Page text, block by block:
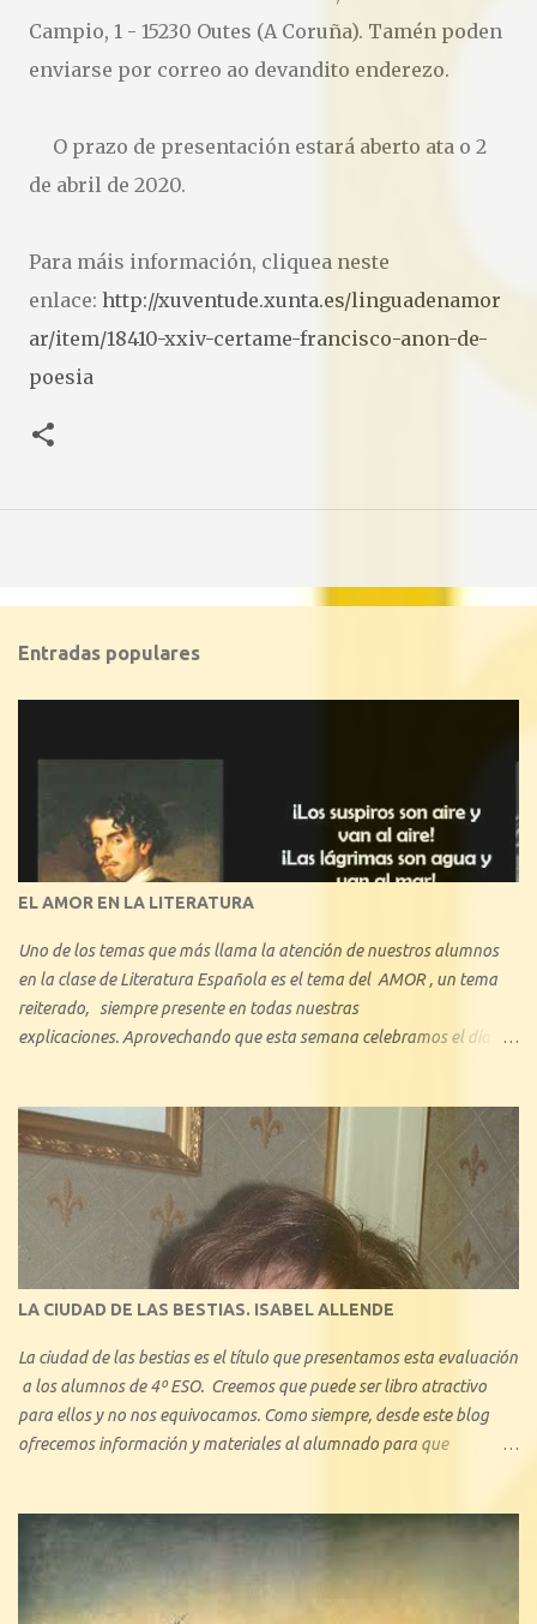
Campio, 1 - 15230 Outes (A Coruña). Tamén poden
enviarse por correo ao devandito enderezo.
O prazo de presentación estará aberto ata o 2
de abril de 2020.
Para máis información, cliquea neste
enlace: http://xuventude.xunta.es/linguadenamor
ar/item/18410-xxiv-certame-francisco-anon-de-
poesia
Entradas populares
EL AMOR EN LA LITERATURA
Uno de los temas que más llama la atención de nuestros alumnos
en la clase de Literatura Española es el tema del AMOR , un tema
reiterado, siempre presente en todas nuestras
explicaciones. Aprovechando que esta semana celebramos el día de
de la historia de la Literatura. Con 1º de Bachillerato y 3º ESO hemos
tratado minuciosamente el amor cortés medieval, y también, en
consecuencia, hemos visto el amor idealizado de los libros de
caballerías y novelas sentimentales, algo que les ha llamado mucho
la atención, ya que en pequeños aspectos, no se aleja demasiado del
amor actual. En este blog describiremos brevemente algunos de los
LA CIUDAD DE LAS BESTIAS. ISABEL ALLENDE
La ciudad de las bestias es el título que presentamos esta evaluación
a los alumnos de 4º ESO. Creemos que puede ser libro atractivo
para ellos y no nos equivocamos. Como siempre, desde este blog
ofrecemos información y materiales al alumnado para que
espíritus , y Retrato en sepia - de la chilena Isabel Allende. Con La
ciudad de las bestias, se inicia una trilogía que pretende acercar su